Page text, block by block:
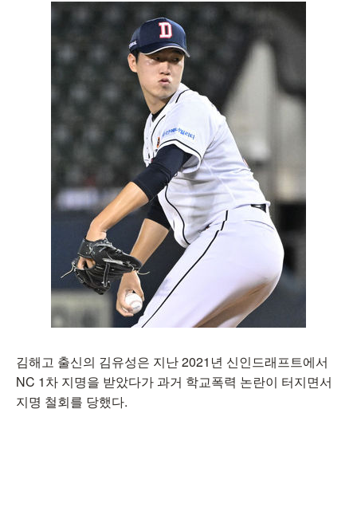
김해고 출신의 김유성은 지난 2021년 신인드래프트에서
NC 1차 지명을 받았다가 과거 학교폭력 논란이 터지면서
지명 철회를 당했다.